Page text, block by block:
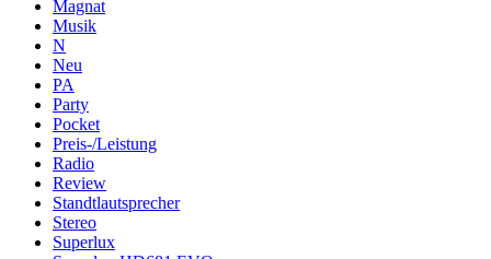
Magnat
Musik
N
Neu
PA
Party
Pocket
Preis-/Leistung
Radio
Review
Standtlautsprecher
Stereo
Superlux